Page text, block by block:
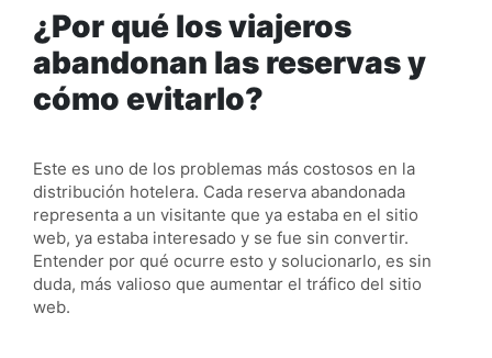
¿Por qué los viajeros
abandonan las reservas y
cómo evitarlo?
Este es uno de los problemas más costosos en la
distribución hotelera. Cada reserva abandonada
representa a un visitante que ya estaba en el sitio
web, ya estaba interesado y se fue sin convertir.
Entender por qué ocurre esto y solucionarlo, es sin
duda, más valioso que aumentar el tráfico del sitio
web.